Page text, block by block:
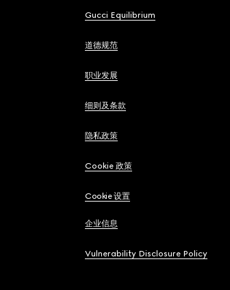
Gucci Equilibrium
道德规范
职业发展
细则及条款
隐私政策
Cookie 政策
Cookie 设置
企业信息
Vulnerability Disclosure Policy